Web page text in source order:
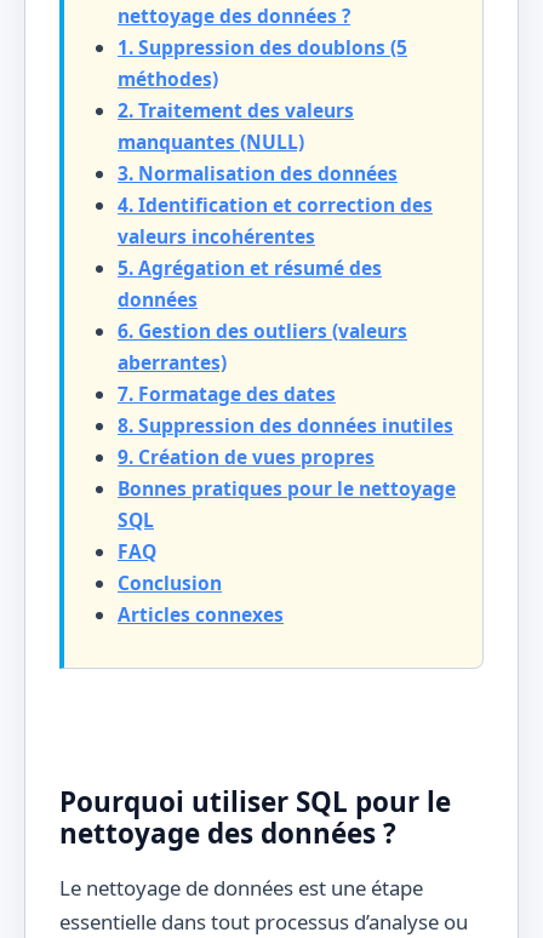
nettoyage des données ?
1. Suppression des doublons (5
méthodes)
2. Traitement des valeurs
manquantes (NULL)
3. Normalisation des données
4. Identification et correction des
valeurs incohérentes
5. Agrégation et résumé des
données
6. Gestion des outliers (valeurs
aberrantes)
7. Formatage des dates
8. Suppression des données inutiles
9. Création de vues propres
Bonnes pratiques pour le nettoyage
SQL
FAQ
Conclusion
Articles connexes
Pourquoi utiliser SQL pour le
nettoyage des données ?
Le nettoyage de données est une étape
essentielle dans tout processus d’analyse ou